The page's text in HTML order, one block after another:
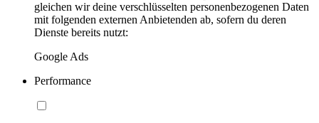
gleichen wir deine verschlüsselten personenbezogenen Daten
mit folgenden externen Anbietenden ab, sofern du deren
Dienste bereits nutzt:
Google Ads
Performance